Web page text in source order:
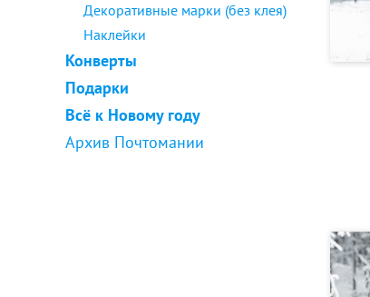
Декоративные марки (без клея)
Наклейки
Конверты
Подарки
Всё к Новому году
Архив Почтомании